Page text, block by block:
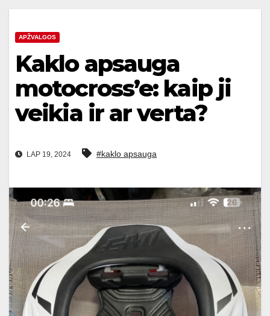
APŽVALGOS
Kaklo apsauga
motocross’e: kaip ji
veikia ir ar verta?
LAP 19, 2024 #kaklo apsauga